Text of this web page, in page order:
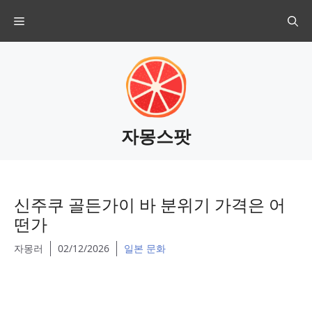
content
Menu
자몽스팟
신주쿠 골든가이 바 분위기 가격은 어
떤가
자몽러 02/12/2026 일본 문화